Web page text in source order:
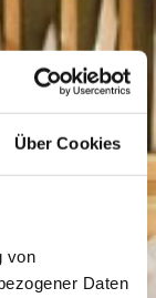
Über Cookies
von
Daten